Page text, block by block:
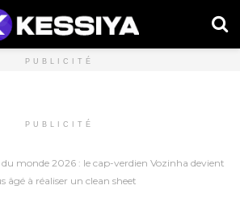
PUBLICITÉ
PUBLICITÉ
du monde 2026 : le cap-verdien Vozinha devient
âgé à réaliser un clean sheet